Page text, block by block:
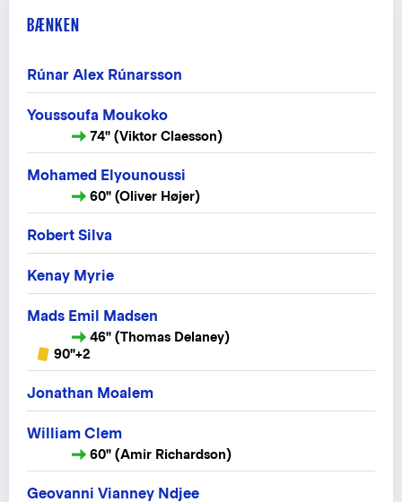
BÆNKEN
Rúnar Alex Rúnarsson
Youssoufa Moukoko
74" (Viktor Claesson)
Mohamed Elyounoussi
60" (Oliver Højer)
Robert Silva
Kenay Myrie
Mads Emil Madsen
46" (Thomas Delaney)
90"+2
Jonathan Moalem
William Clem
60" (Amir Richardson)
Geovanni Vianney Ndjee